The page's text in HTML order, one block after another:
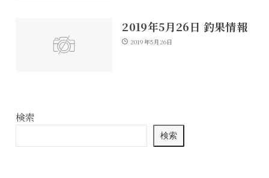
2019年5月26日 釣果情報
2019年5月26日
検索
検索